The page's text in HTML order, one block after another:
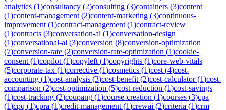
analytics (1)consultancy (2)consulting (3)containers (3)content
(1)content-management (2)content-marketing (3)continuous-
improvement (1)contract-management (1)contract-review
(1)contracts (3)conversation-ai (1)conversation-design
(1)conversational-ai (3)conversion (8)conversion-optimization
(7)conversion-rate (2)conversion-rate-optimization (1)cookie-
consent (1)copilot (1)copyleft (1)copyrights (1)core-web-vitals
(5)corporate-tax (1)corrective (1)cosmetics (1)cost (4)cost-
accounting (1)cost-analysis (3)cost-benefit (2)cost-calculator(1)cost-
comparison (2)cost-optimization (5)cost-reduction (1)cost-savings
(1)cost-tracking (2)coupang (1)course-creation (1)courses (3)cpa
(1)cpq (1)cpra (1)credit-management (1)crewai (2)criteria (1)crm